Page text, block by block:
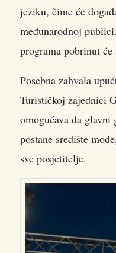
jeziku, čime će
međunarodnoj
programa pobrinut
Posebna zahvala
Turističkoj zajednici
omogućava da
postane središte
sve posjetitelje.